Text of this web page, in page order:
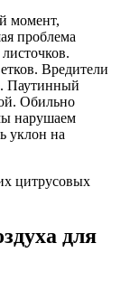
момент,
проблема
Вредители
Паутинный
Обильно
нарушаем
уклон на
цитрусовых
для